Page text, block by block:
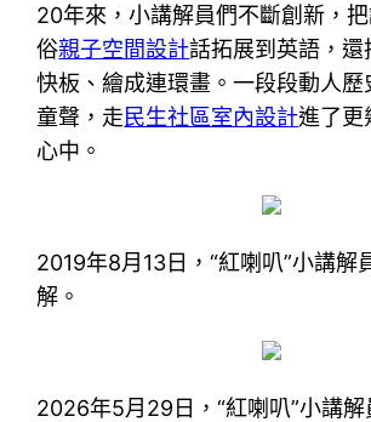
20年來，小講解員們不斷創新，
俗親子空間設計話拓展到英語，
快板、繪成連環畫。一段段動人
童聲，走民生社區室內設計進了更
心中。
2019年8月13日，“紅喇叭”小講解
解。
2026年5月29日，“紅喇叭”小講